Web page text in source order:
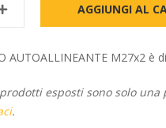
AGGIUNGI AL
AUTOALLINEANTE M27x2 è
prodotti esposti sono solo
.